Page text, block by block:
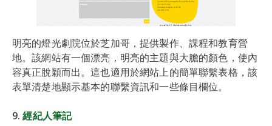
明亮的燈光劇院位於芝加哥，提供製作、課程和教育營
地。該網站有一個漂亮，明亮的主題與大膽的顏色，使內
容真正脫穎而出。這也適用於網站上的簡單聯繫表格，該
表單清楚地顯示基本的聯繫資訊和一些條目欄位。
9.經紀人筆記